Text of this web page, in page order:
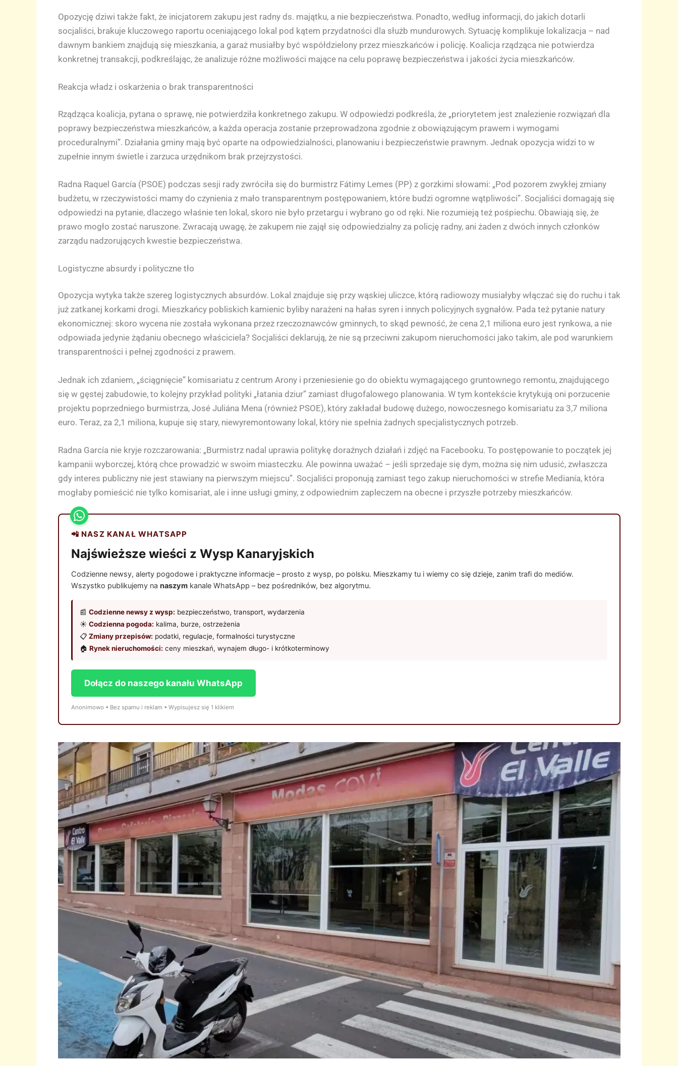
Opozycję dziwi także fakt, że inicjatorem zakupu jest radny ds. majątku, a nie bezpieczeństwa. Ponadto, według informacji, do jakich dotarli
socjaliści, brakuje kluczowego raportu oceniającego lokal pod kątem przydatności dla służb mundurowych. Sytuację komplikuje lokalizacja – nad
dawnym bankiem znajdują się mieszkania, a garaż musiałby być współdzielony przez mieszkańców i policję. Koalicja rządząca nie potwierdza
konkretnej transakcji, podkreślając, że analizuje różne możliwości mające na celu poprawę bezpieczeństwa i jakości życia mieszkańców.
Reakcja władz i oskarżenia o brak transparentności
Rządząca koalicja, pytana o sprawę, nie potwierdziła konkretnego zakupu. W odpowiedzi podkreśla, że „priorytetem jest znalezienie rozwiązań dla
poprawy bezpieczeństwa mieszkańców, a każda operacja zostanie przeprowadzona zgodnie z obowiązującym prawem i wymogami
proceduralnymi”. Działania gminy mają być oparte na odpowiedzialności, planowaniu i bezpieczeństwie prawnym. Jednak opozycja widzi to w
zupełnie innym świetle i zarzuca urzędnikom brak przejrzystości.
Radna Raquel García (PSOE) podczas sesji rady zwróciła się do burmistrz Fátimy Lemes (PP) z gorzkimi słowami: „Pod pozorem zwykłej zmiany
budżetu, w rzeczywistości mamy do czynienia z mało transparentnym postępowaniem, które budzi ogromne wątpliwości”. Socjaliści domagają się
odpowiedzi na pytanie, dlaczego właśnie ten lokal, skoro nie było przetargu i wybrano go od ręki. Nie rozumieją też pośpiechu. Obawiają się, że
prawo mogło zostać naruszone. Zwracają uwagę, że zakupem nie zajął się odpowiedzialny za policję radny, ani żaden z dwóch innych członków
zarządu nadzorujących kwestie bezpieczeństwa.
Logistyczne absurdy i polityczne tło
Opozycja wytyka także szereg logistycznych absurdów. Lokal znajduje się przy wąskiej uliczce, którą radiowozy musiałyby włączać się do ruchu i tak
już zatkanej korkami drogi. Mieszkańcy pobliskich kamienic byliby narażeni na hałas syren i innych policyjnych sygnałów. Pada też pytanie natury
ekonomicznej: skoro wycena nie została wykonana przez rzeczoznawców gminnych, to skąd pewność, że cena 2,1 miliona euro jest rynkowa, a nie
odpowiada jedynie żądaniu obecnego właściciela? Socjaliści deklarują, że nie są przeciwni zakupom nieruchomości jako takim, ale pod warunkiem
transparentności i pełnej zgodności z prawem.
Jednak ich zdaniem, „ściągnięcie” komisariatu z centrum Arony i przeniesienie go do obiektu wymagającego gruntownego remontu, znajdującego
się w gęstej zabudowie, to kolejny przykład polityki „łatania dziur” zamiast długofalowego planowania. W tym kontekście krytykują oni porzucenie
projektu poprzedniego burmistrza, José Juliána Mena (również PSOE), który zakładał budowę dużego, nowoczesnego komisariatu za 3,7 miliona
euro. Teraz, za 2,1 miliona, kupuje się stary, niewyremontowany lokal, który nie spełnia żadnych specjalistycznych potrzeb.
Radna García nie kryje rozczarowania: „Burmistrz nadal uprawia politykę doraźnych działań i zdjęć na Facebooku. To postępowanie to początek jej
kampanii wyborczej, którą chce prowadzić w swoim miasteczku. Ale powinna uważać – jeśli sprzedaje się dym, można się nim udusić, zwłaszcza
gdy interes publiczny nie jest stawiany na pierwszym miejscu”. Socjaliści proponują zamiast tego zakup nieruchomości w strefie Medianía, która
mogłaby pomieścić nie tylko komisariat, ale i inne usługi gminy, z odpowiednim zapleczem na obecne i przyszłe potrzeby mieszkańców.
📲 NASZ KANAŁ WHATSAPP
Najświeższe wieści z Wysp Kanaryjskich
Codzienne newsy, alerty pogodowe i praktyczne informacje – prosto z wysp, po polsku. Mieszkamy tu i wiemy co się dzieje, zanim trafi do mediów.
Wszystko publikujemy na naszymkanale WhatsApp – bez pośredników, bez algorytmu.
📰 Codzienne newsy z wysp: bezpieczeństwo, transport, wydarzenia
☀️ Codzienna pogoda: kalima, burze, ostrzeżenia
📋 Zmiany przepisów: podatki, regulacje, formalności turystyczne
🏠 Rynek nieruchomości: ceny mieszkań, wynajem długo- i krótkoterminowy
Dołącz do naszego kanału WhatsApp
Anonimowo • Bez spamu i reklam • Wypisujesz się 1 klikiem